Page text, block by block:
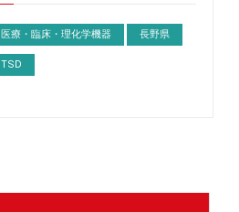
医療・臨床・理化学機器 長野県
TSD